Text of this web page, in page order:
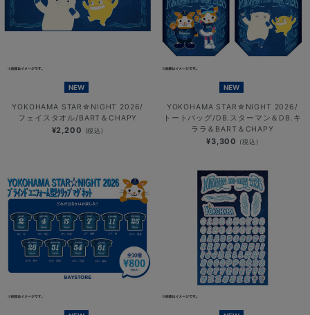
NEW
YOKOHAMA STAR☆NIGHT 2026/
フェイスタオル/BART＆CHAPY
¥2,200 (税込)
NEW
YOKOHAMA STAR☆NIGHT 2026/
トートバッグ/DB.スターマン＆DB.キ
ララ＆BART＆CHAPY
¥3,300 (税込)